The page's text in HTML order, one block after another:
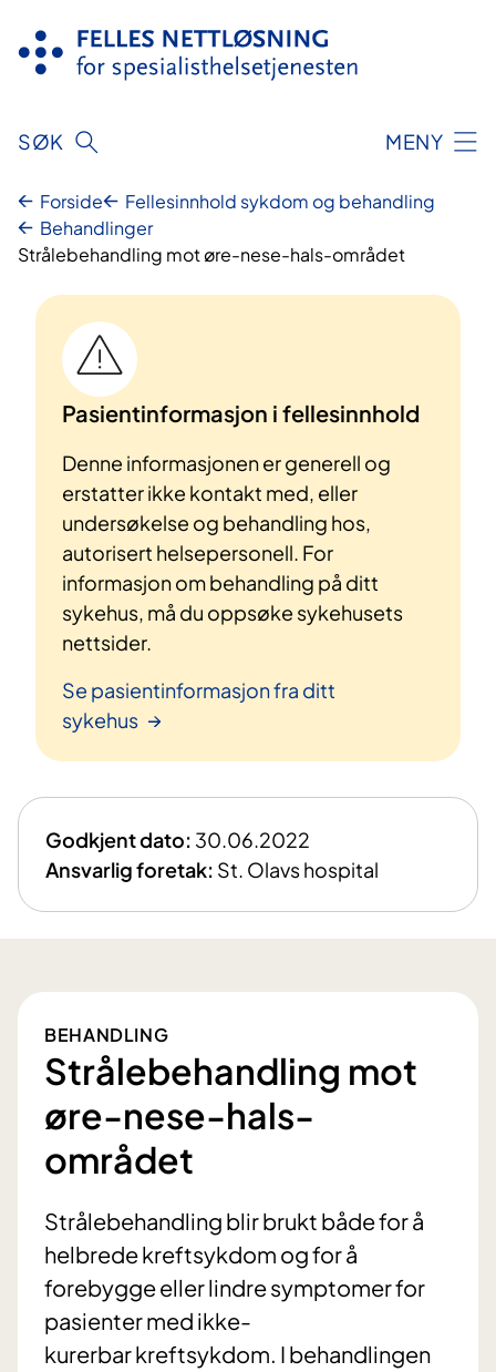
innhold
SØK MENY
Forside
Fellesinnhold sykdom og behandling
Behandlinger
Strålebehandling mot øre-nese-hals-området
Pasientinformasjon i fellesinnhold
Denne informasjonen er generell og
erstatter ikke kontakt med, eller
undersøkelse og behandling hos,
autorisert helsepersonell. For
informasjon om behandling på ditt
sykehus, må du oppsøke sykehusets
nettsider.
Se pasientinformasjon fra ditt
sykehus
Godkjent dato: 30.06.2022
Ansvarlig foretak: St. Olavs hospital
BEHANDLING
Strålebehandling mot
øre-nese-hals-
området
Strålebehandling blir brukt både for å
helbrede kreftsykdom og for å
forebygge eller lindre symptomer for
pasienter med ikke-
kurerbar kreftsykdom. I behandlingen